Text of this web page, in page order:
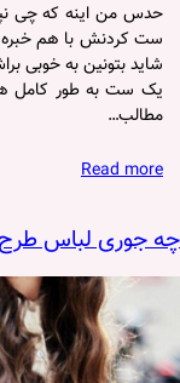
حدس من اینه که چی
ست کردنش با هم خبره
شاید بتونین به خوبی
یک ست به طور کامل
مطالب…
Read more
چه جوری لباس